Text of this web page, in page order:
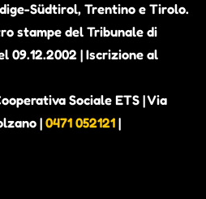
Südtirol, Trentino e Tirolo.
stampe del Tribunale di
09.12.2002 | Iscrizione al
Sociale ETS | Via
|0471 052121 |